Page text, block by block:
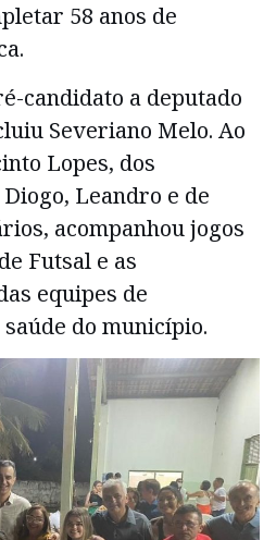
58 anos de
candidato a deputado
Severiano Melo. Ao
Lopes, dos
Leandro e de
acompanhou jogos
Futsal e as
equipes de
do município.